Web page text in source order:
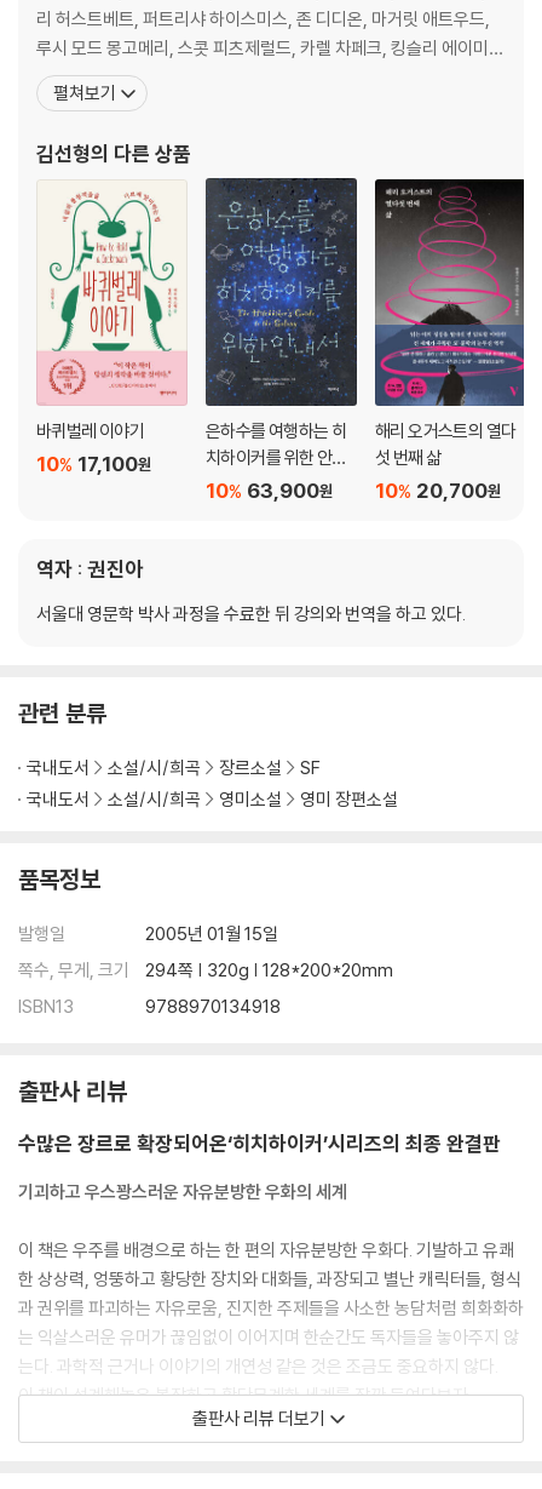
리 허스트베트, 퍼트리샤 하이스미스, 존 디디온, 마거릿 애트우드,
루시 모드 몽고메리, 스콧 피츠제럴드, 카렐 차페크, 킹슬리 에이미
스, 더글러스 애덤스 등 다양한 작가들의 작품을 번역했다. 2010년
유영번역상을 수상했다. 2025년, 제인 오스틴 탄생 250주년을 기념
스틴의 세계를 구석구석 포착한
펼쳐보기
김선형의 다른 상품
바퀴벌레 이야기
17,100원
10%
은하수를 여행하는 히
치하이커를 위한 안내
서 합본63,900원
10%
해리 오거스트의 열다
섯 번째 삶
20,700원
10%
역자 : 권진아
서울대 영문학 박사 과정을 수료한 뒤 강의와 번역을 하고 있다.
관련 분류
국내도서 소설/시/희곡 장르소설
SF
국내도서
소설/시/희곡 영미소설 영미 장편소설
품목정보
발행일
2005년 01월 15일
쪽수, 무게, 크기
294쪽 | 320g | 128*200*20mm
ISBN13
9788970134918
출판사 리뷰
수많은 장르로 확장되어온‘히치하이커’시리즈의 최종 완결판
기괴하고 우스꽝스러운 자유분방한 우화의 세계
이 책은 우주를 배경으로 하는 한 편의 자유분방한 우화다. 기발하고 유쾌
한 상상력, 엉뚱하고 황당한 장치와 대화들, 과장되고 별난 캐릭터들, 형식
과 권위를 파괴하는 자유로움, 진지한 주제들을 사소한 농담처럼 희화화하
는 익살스러운 유머가 끊임없이 이어지며 한순간도 독자들을 놓아주지 않
는다. 과학적 근거나 이야기의 개연성 같은 것은 조금도 중요하지 않다.
이 책이 설계해놓은 복잡하고 황당무계한 세계를 잠깐 들여다보자.
출판사 리뷰 더보기